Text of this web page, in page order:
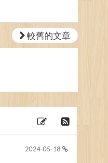
較舊的文章
2024-05-18